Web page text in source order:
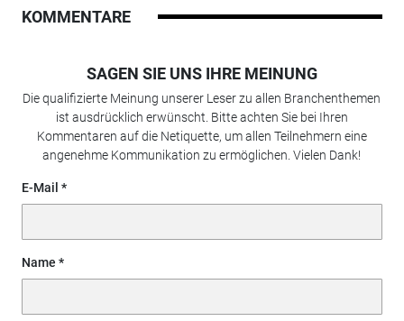
KOMMENTARE
SAGEN SIE UNS IHRE MEINUNG
Die qualifizierte Meinung unserer Leser zu allen Branchenthemen
ist ausdrücklich erwünscht. Bitte achten Sie bei Ihren
Kommentaren auf die Netiquette, um allen Teilnehmern eine
angenehme Kommunikation zu ermöglichen. Vielen Dank!
E-Mail
Name